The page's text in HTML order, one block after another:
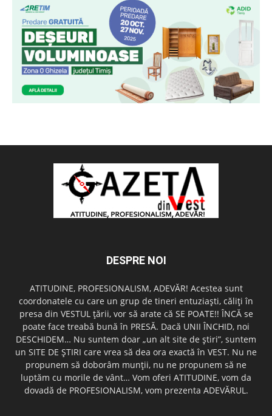
DESPRE NOI
ATITUDINE, PROFESIONALISM, ADEVĂR! Acestea sunt
coordonatele cu care un grup de tineri entuziaşti, căliţi în
presa din VESTUL ţării, vor să arate că SE POATE!! ÎNCĂ se
poate face treabă bună în PRESĂ. Dacă UNII ÎNCHID, noi
DESCHIDEM… Nu suntem doar „un alt site de ştiri”, suntem
un SITE DE ŞTIRI care vrea să dea ora exactă în VEST. Nu ne
propunem să doborâm munţii, nu ne propunem să ne
luptăm cu morile de vânt… Vom oferi ATITUDINE, vom da
dovadă de PROFESIONALISM, vom prezenta ADEVĂRUL.